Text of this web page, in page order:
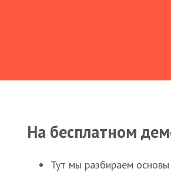
На бесплатном
Тут мы разбираем